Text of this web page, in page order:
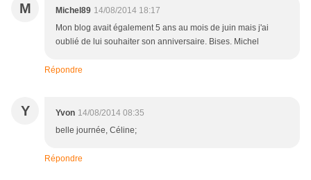
M Michel89 14/08/2014 18:17
Mon blog avait également 5 ans au mois de juin mais j'ai
oublié de lui souhaiter son anniversaire. Bises. Michel
Répondre
Y Yvon 14/08/2014 08:35
belle journée, Céline;
Répondre